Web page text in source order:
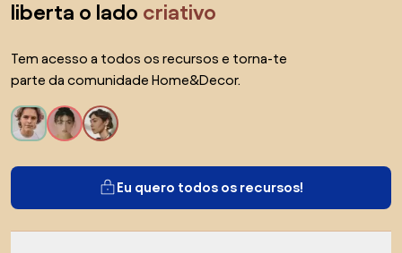
liberta o lado criativo
Tem acesso a todos os recursos e torna-te
parte da comunidade Home&Decor.
Eu quero todos os recursos!